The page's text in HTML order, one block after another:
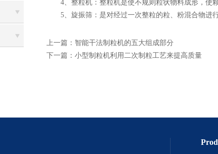
4、整粒机：整粒机是使不规则粒状物料成形，使
5、旋振筛：是对经过一次整粒的粒、粉混合物进行
上一篇： 智能干法制粒机的五大组成部分
下一篇： 小型制粒机利用二次制粒工艺来提高质量